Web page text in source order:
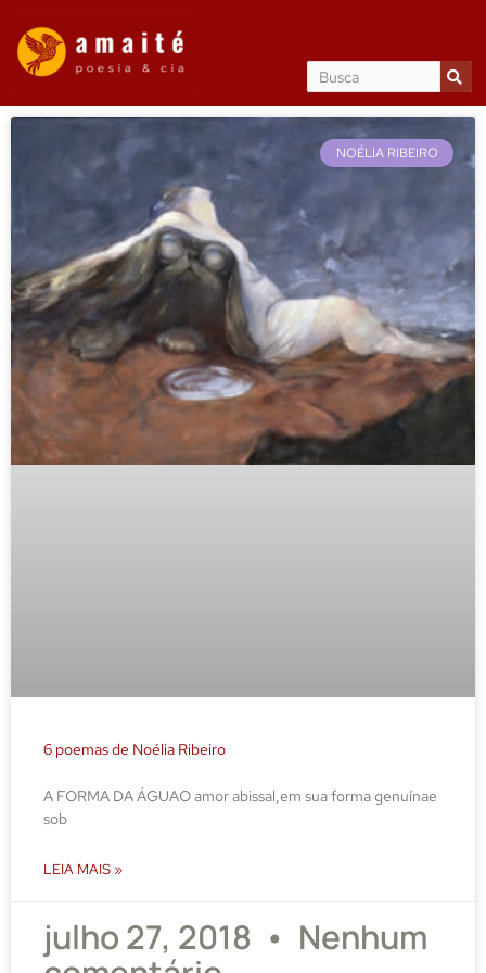
NOÉLIA RIBEIRO
6 poemas de Noélia Ribeiro
A FORMA DA ÁGUAO amor abissal,em sua forma genuínae
sob
LEIA MAIS »
julho 27, 2018
Nenhum